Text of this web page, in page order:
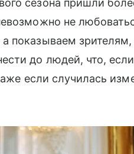
не
показываем зрителям,
до людей, что,
если случилась